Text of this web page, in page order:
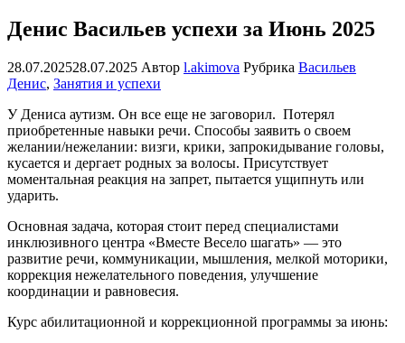
Денис Васильев успехи за Июнь 2025
28.07.202528.07.2025 Автор l.akimova Рубрика Васильев
Денис, Занятия и успехи
У Дениса аутизм. Он все еще не заговорил. Потерял
приобретенные навыки речи. Способы заявить о своем
желании/нежелании: визги, крики, запрокидывание головы,
кусается и дергает родных за волосы. Присутствует
моментальная реакция на запрет, пытается ущипнуть или
ударить.
Основная задача, которая стоит перед специалистами
инклюзивного центра «Вместе Весело шагать» — это
развитие речи, коммуникации, мышления, мелкой моторики,
коррекция нежелательного поведения, улучшение
координации и равновесия.
Курс абилитационной и коррекционной программы за июнь: